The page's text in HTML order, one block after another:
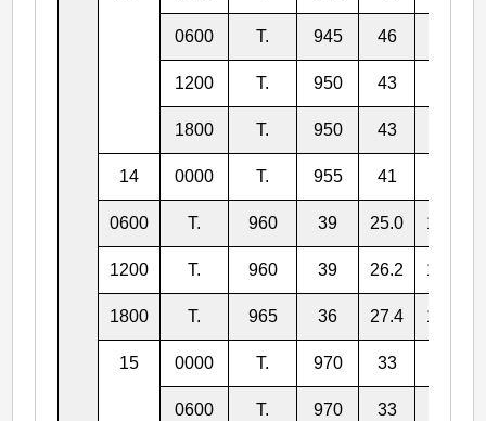
0600 T. 945 46
1200 T. 950 43
1800 T. 950 43
14 0000 T. 955 41
0600 T. 960 39 25.0 127.7
1200 T. 960 39 26.2 127.5
1800 T. 965 36 27.4 127.6
15 0000 T. 970 33
0600 T. 970 33